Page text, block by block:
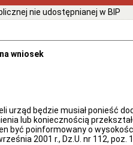
nie udostępnianej w BIP
wniosek
urząd będzie musiał ponieść
lub koniecznością
być poinformowany o wysokości
2001 r., Dz.U. nr 112, poz.